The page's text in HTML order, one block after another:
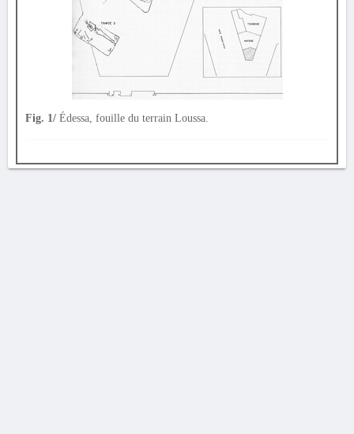
Fig. 1/ Édessa, fouille du terrain Loussa.